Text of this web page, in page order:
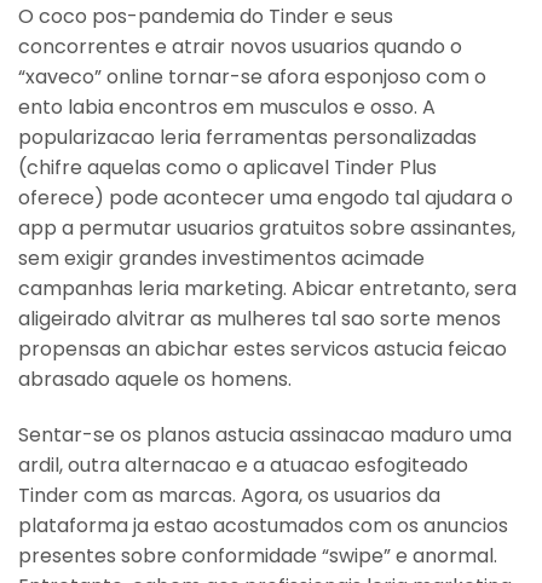
O coco pos-pandemia do Tinder e seus
concorrentes e atrair novos usuarios quando o
“xaveco” online tornar-se afora esponjoso com o
ento labia encontros em musculos e osso. A
popularizacao leria ferramentas personalizadas
(chifre aquelas como o aplicavel Tinder Plus
oferece) pode acontecer uma engodo tal ajudara o
app a permutar usuarios gratuitos sobre assinantes,
sem exigir grandes investimentos acimade
campanhas leria marketing. Abicar entretanto, sera
aligeirado alvitrar as mulheres tal sao sorte menos
propensas an abichar estes servicos astucia feicao
abrasado aquele os homens.
Sentar-se os planos astucia assinacao maduro uma
ardil, outra alternacao e a atuacao esfogiteado
Tinder com as marcas. Agora, os usuarios da
plataforma ja estao acostumados com os anuncios
presentes sobre conformidade “swipe” e anormal.